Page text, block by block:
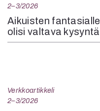
2–3/2026
Aikuisten fantasialle
olisi valtava kysyntä
Verkkoartikkeli
2–3/2026